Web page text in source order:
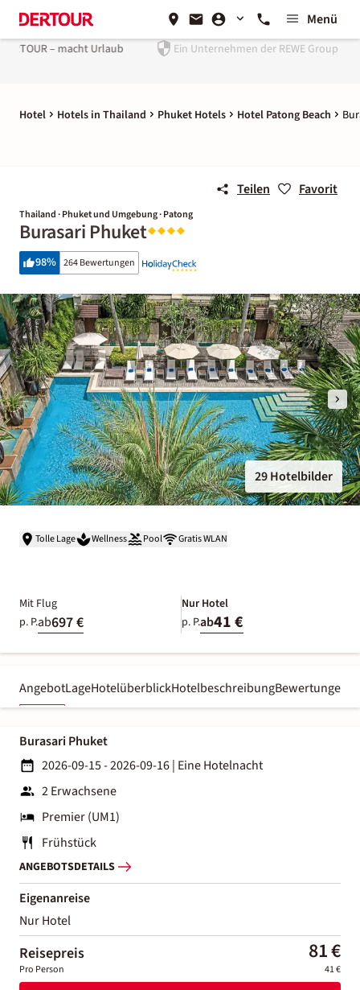
Menü
Ein Unternehmen der REWE Group
Hotel Hotels in Thailand Phuket Hotels Hotel Patong Beach
Teilen Favorit
Thailand · Phuket und Umgebung · Patong
Burasari Phuket
98% 264 Bewertungen
29 Hotelbilder
Tolle Lage Wellness Pool Gratis WLAN
Mit Flug
p. P.ab697 €
Nur Hotel
p. P.ab41 €
AngebotLageHotelüberblickHotelbeschreibungBewertungen
Burasari Phuket
2026-09-15 - 2026-09-16| Eine Hotelnacht
2 Erwachsene
Premier (UM1)
Frühstück
ANGEBOTSDETAILS
Eigenanreise
Nur Hotel
Reisepreis 81 €
Pro Person 41 €